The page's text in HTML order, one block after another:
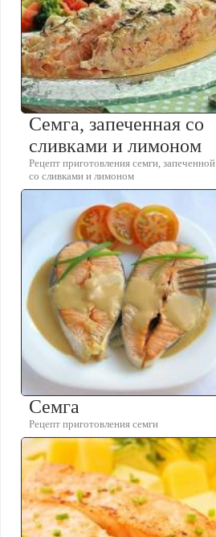
Семга, запеченная со
сливками и лимоном
Рецепт приготовления семги, запеченной
со сливками и лимоном
Семга
Рецепт приготовления семги